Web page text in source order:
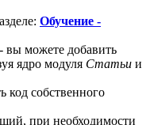
Обучение -
- вы можете добавить
ядро модуля Статьи и
код собственного
при необходимости